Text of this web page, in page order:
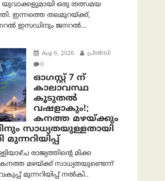
ഒരു തത്സമയ
ഇന്നത്തെ തലമുറയ്ക്ക്,
ഇസഡിനും ജനറൽ...
Aug 6, 2026
പ്രിന്‍സി
0
ഓഗസ്റ്റ് 7 ന്
കാലാവസ്ഥ
കൂടുതൽ
വഷളാകും!;
കനത്ത മഴയ്ക്കും
സാധ്യതയുള്ളതായി
രാജ്യത്തിന്റെ മിക്ക
കനത്ത മഴയ്ക്ക് സാധ്യതയുണ്ടെന്ന്
മുന്നറിയിപ്പ് നൽകി..